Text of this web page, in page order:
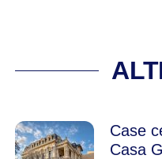
Case
Casa